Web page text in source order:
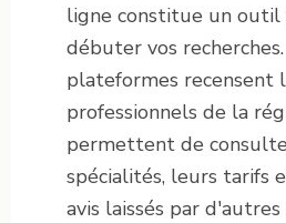
ligne constitue un outil
débuter vos recherches.
plateformes recensent
professionnels de la
permettent de
spécialités, leurs tarifs
avis laissés par